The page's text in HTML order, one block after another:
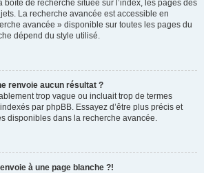
boîte de recherche située sur l’index, les pages des
La recherche avancée est accessible en
avancée » disponible sur toutes les pages du
dépend du style utilisé.
renvoie aucun résultat ?
trop vague ou incluait trop de termes
par phpBB. Essayez d’être plus précis et
disponibles dans la recherche avancée.
à une page blanche ?!